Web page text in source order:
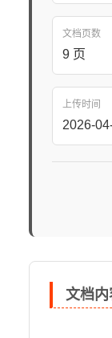
文档页数
9 页
上传时间
2026-
文档内